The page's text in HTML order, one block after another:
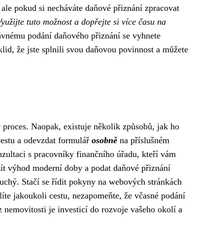
pokud si necháváte daňové přiznání zpracovat
tuto možnost a dopřejte si více času na
podání daňového přiznání se vyhnete
že jste splnili svou daňovou povinnost a můžete
Naopak, existuje několik způsobů, jak ho
a odevzdat formulář osobněna příslušném
s pracovníky finančního úřadu, kteří vám
výhod moderní doby a podat daňové přiznání
Stačí se řídit pokyny na webových stránkách
jakoukoli cestu, nezapomeňte, že včasné podání
je investicí do rozvoje vašeho okolí a